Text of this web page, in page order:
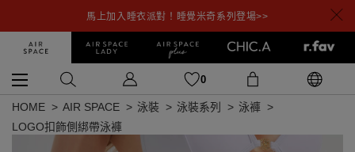
馬上加入睡衣派對！睡覺米奇系列登場>>
0
HOME AIR SPACE 泳裝 泳裝系列
泳褲
LOGO扣飾側綁帶泳褲